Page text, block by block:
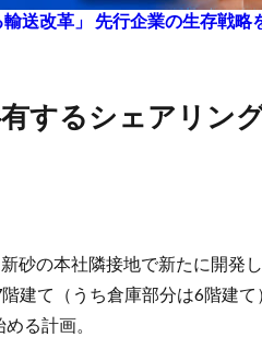
送改革」 先行企業の生存戦略
砂の本社隣接地で新たに開発
建て（うち倉庫部分は6階建
る計画。